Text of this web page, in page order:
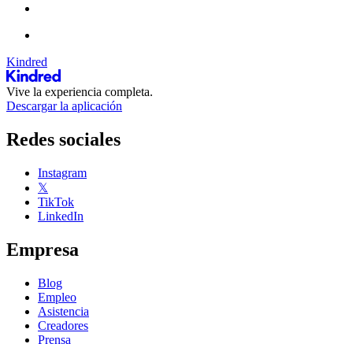
Kindred
Vive la experiencia completa.
Descargar la aplicación
Redes sociales
Instagram
𝕏
TikTok
LinkedIn
Empresa
Blog
Empleo
Asistencia
Creadores
Prensa